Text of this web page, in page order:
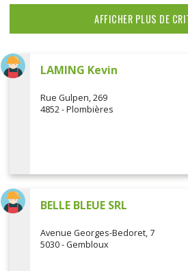
LAMING Kevin
Rue Gulpen, 269
4852 - Plombières
BELLE BLEUE SRL
Avenue Georges-Bedoret, 7
5030 - Gembloux
AFFICHER PLUS DE